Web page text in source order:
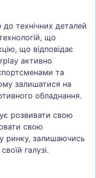
технічних деталей
що
що відповідає
активно
та
залишатися на
обладнання.
розвивати свою
свою
ринку, залишаючись
галузі.